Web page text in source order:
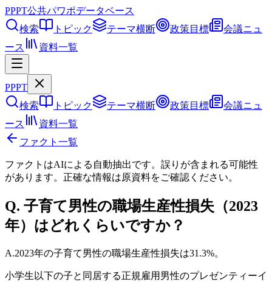
PPPT公共パワポデータベース
検索
トピック テーマ横断 政策目標
会議ニュ
ース
資料一覧
PPPT
検索
トピック テーマ横断 政策目標
会議ニュ
ース
資料一覧
ファクト一覧
ファクトはAIによる自動抽出です。誤りが含まれる可能性
があります。正確な情報は原資料をご確認ください。
Q. 子育て男性の職場生産性損失（2023
年）はどれくらいですか？
A.2023年の子育て男性の職場生産性損失は31.3%。
小学生以下の子と同居する正規雇用男性のプレゼンティーイ